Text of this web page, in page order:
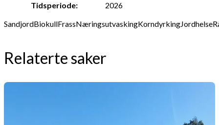
Tidsperiode:
2026
SandjordBiokullFrassNæringsutvaskingKorndyrkingJordhelse
Relaterte saker